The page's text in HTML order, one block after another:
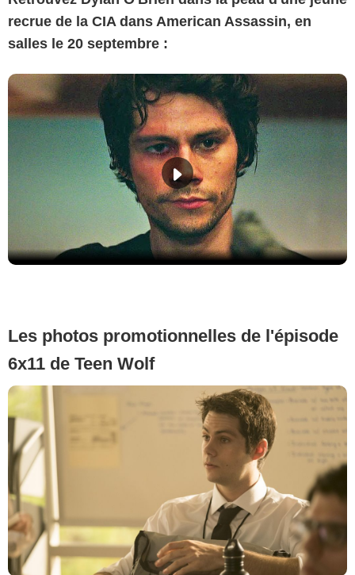
recrue de la CIA dans American Assassin, en
salles le 20 septembre :
Les photos promotionnelles de l'épisode
6x11 de Teen Wolf